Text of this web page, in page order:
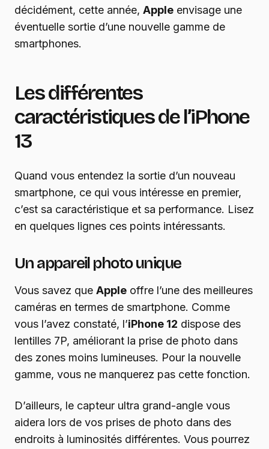
décidément, cette année, Apple envisage une
éventuelle sortie d’une nouvelle gamme de
smartphones.
Les différentes
caractéristiques de l’iPhone
13
Quand vous entendez la sortie d’un nouveau
smartphone, ce qui vous intéresse en premier,
c’est sa caractéristique et sa performance. Lisez
en quelques lignes ces points intéressants.
Un appareil photo unique
Vous savez que Apple offre l’une des meilleures
caméras en termes de smartphone. Comme
vous l’avez constaté, l’iPhone 12 dispose des
lentilles 7P, améliorant la prise de photo dans
des zones moins lumineuses. Pour la nouvelle
gamme, vous ne manquerez pas cette fonction.
D’ailleurs, le capteur ultra grand-angle vous
aidera lors de vos prises de photo dans des
endroits à luminosités différentes. Vous pourrez